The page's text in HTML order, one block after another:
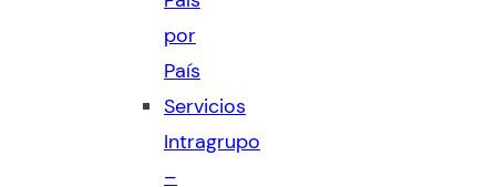
por
País
Servicios
Intragrupo
–